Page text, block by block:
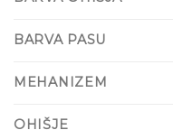
BARVA PASU
MEHANIZEM
OHIŠJE